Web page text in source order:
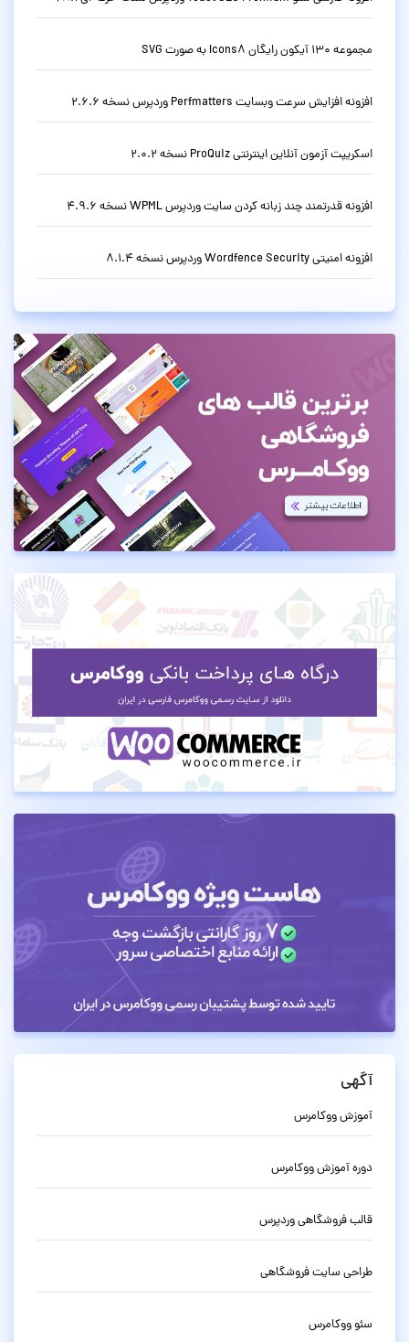
مجموعه 130 آیکون رایگان Icons8 به صورت SVG
افزونه افزایش سرعت وبسایت Perfmatters وردپرس نسخه 2.6.6
اسکریپت آزمون آنلاین اینترنتی ProQuiz نسخه 2.0.2
افزونه قدرتمند چند زبانه کردن سایت وردپرس WPML نسخه 4.9.6
افزونه امنیتی Wordfence Security وردپرس نسخه 8.1.4
آگهی
آموزش ووکامرس
دوره آموزش ووکامرس
قالب فروشگاهی وردپرس
طراحی سایت فروشگاهی
سئو ووکامرس